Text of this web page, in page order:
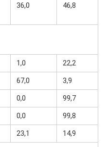
36,0 46,8
1,0 22,2
67,0 3,9
0,0 99,7
0,0 99,8
23,1 14,9